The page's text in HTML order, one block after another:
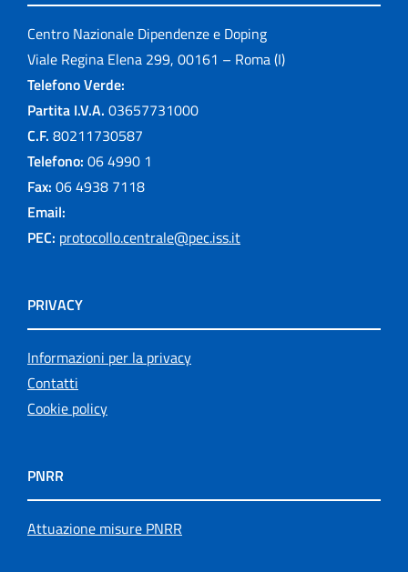
Centro Nazionale Dipendenze e Doping
Viale Regina Elena 299, 00161 – Roma (I)
Telefono Verde:
Partita I.V.A. 03657731000
C.F. 80211730587
Telefono: 06 4990 1
Fax: 06 4938 7118
Email:
PEC: protocollo.centrale@pec.iss.it
PRIVACY
Informazioni per la privacy
Contatti
Cookie policy
PNRR
Attuazione misure PNRR